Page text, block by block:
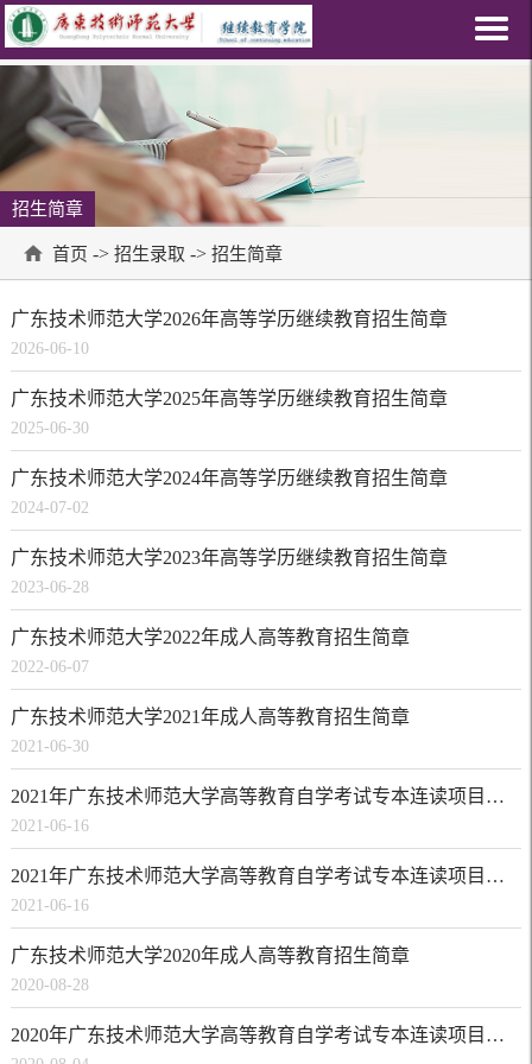
招生简章
首页 -> 招生录取 -> 招生简章
广东技术师范大学2026年高等学历继续教育招生简章
2026-06-10
广东技术师范大学2025年高等学历继续教育招生简章
2025-06-30
广东技术师范大学2024年高等学历继续教育招生简章
2024-07-02
广东技术师范大学2023年高等学历继续教育招生简章
2023-06-28
广东技术师范大学2022年成人高等教育招生简章
2022-06-07
广东技术师范大学2021年成人高等教育招生简章
2021-06-30
2021年广东技术师范大学高等教育自学考试专本连读项目（白云校区）招生简章
2021-06-16
2021年广东技术师范大学高等教育自学考试专本连读项目（东校区）招生简章
2021-06-16
广东技术师范大学2020年成人高等教育招生简章
2020-08-28
2020年广东技术师范大学高等教育自学考试专本连读项目（白云校区）招生简章